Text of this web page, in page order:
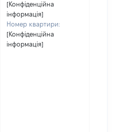
[Конфіденційна
інформація]
Номер квартири:
[Конфіденційна
інформація]